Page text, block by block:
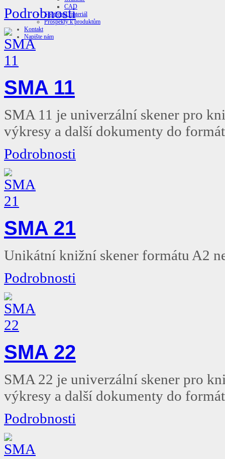
CAD
Spotřební materiál
Prospekty k produktům
Kontakt
Napište nám
Podrobnosti
SMA 11
SMA 11 je univerzální skener pro
výkresy a další dokumenty do
Podrobnosti
SMA 21
Unikátní knižní skener formátu A2
Podrobnosti
SMA 22
SMA 22 je univerzální skener pro
výkresy a další dokumenty do
Podrobnosti